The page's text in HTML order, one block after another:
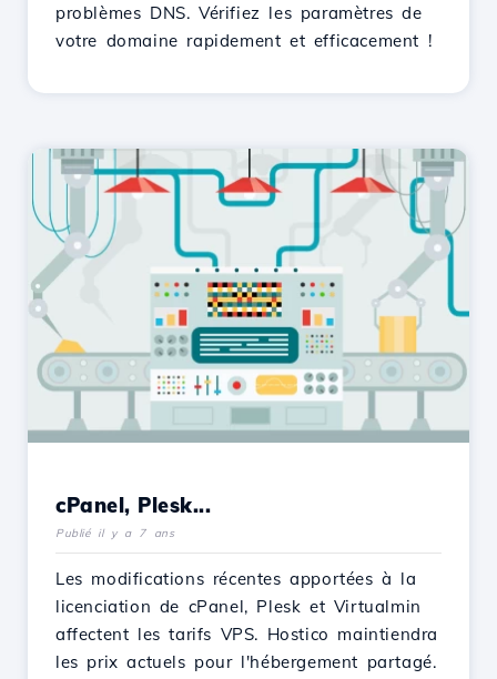
problèmes DNS. Vérifiez les paramètres de
votre domaine rapidement et efficacement !
cPanel, Plesk...
Publié il y a 7 ans
Les modifications récentes apportées à la
licenciation de cPanel, Plesk et Virtualmin
affectent les tarifs VPS. Hostico maintiendra
les prix actuels pour l'hébergement partagé.